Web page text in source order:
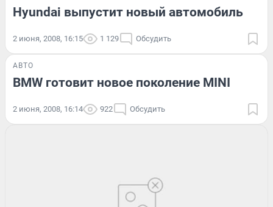
Hyundai выпустит новый автомобиль
2 июня, 2008, 16:15 1 129 Обсудить
АВТО
BMW готовит новое поколение MINI
2 июня, 2008, 16:14 922 Обсудить